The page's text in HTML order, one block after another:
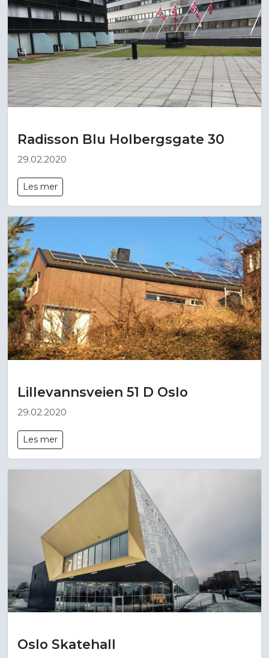
Radisson Blu Holbergsgate 30
29.02.2020
Les mer
Lillevannsveien 51 D Oslo
29.02.2020
Les mer
Oslo Skatehall